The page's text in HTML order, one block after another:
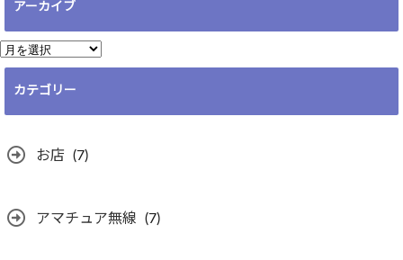
アーカイブ
ア
ー
イ
カテゴリー
お店 (7)
アマチュア無線 (7)